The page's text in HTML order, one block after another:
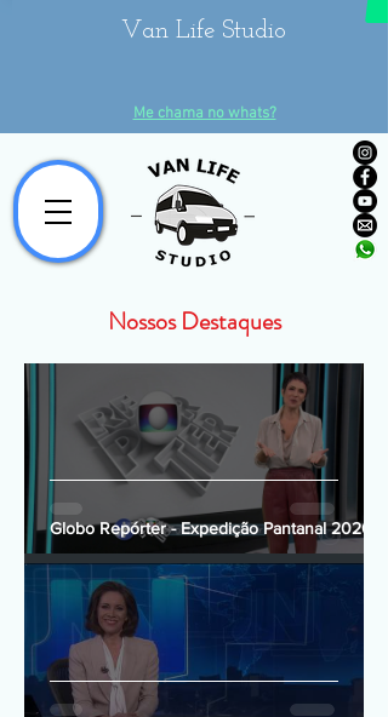
Van Life Studio
Me chama no whats?
Nossos Destaques
Globo Repórter - Expedição Pantanal 2020